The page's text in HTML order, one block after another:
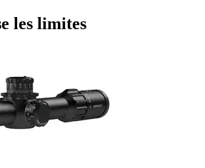
les limites